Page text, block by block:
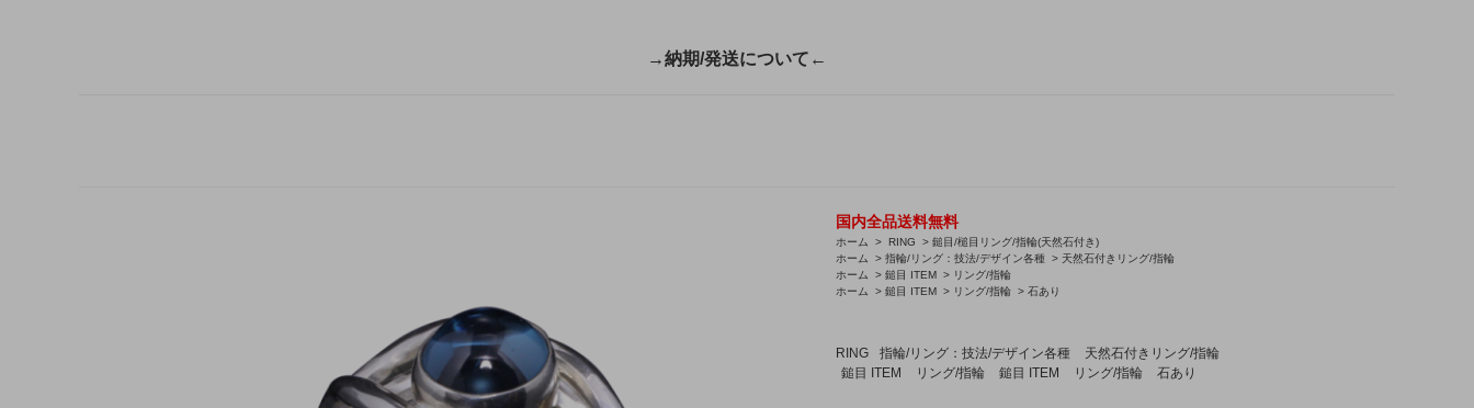
→納期/発送について←
国内全品送料無料
ホーム > RING > 鎚目/槌目リング/指輪(天然石付き)
ホーム
> 指輪/リング：技法/デザイン各種 > 天然石付きリング/指輪
ホーム
> 鎚目 ITEM > リング/指輪
ホーム
> 鎚目 ITEM > リング/指輪 > 石あり
RING 指輪/リング：技法/デザイン各種
天然石付きリング/指輪
鎚目 ITEM
リング/指輪 鎚目 ITEM リング/指輪 石あり